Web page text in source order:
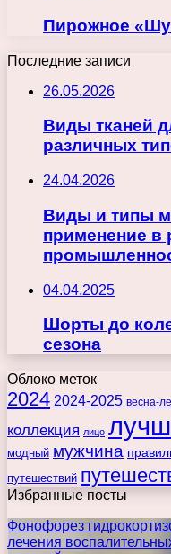
Пирожное
Последние записи
26.05.2026
Виды тканей
различных
24.04.2026
Виды и типы
применение в
04.04.2025
Шорты до
сезона
Облоко меток
2024 2024-2025 весна-
коллекция лицо
модный мужчина
путешествий
Избранные посты
Фонофорез
лечения